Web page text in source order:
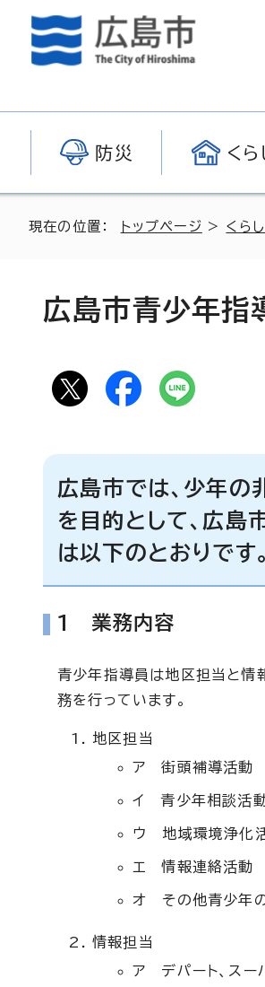
防災 くら
現在の位置： トップページ > くら
広島市青少年指
広島市では、少年
を目的として、広島
は以下のとおりです。
1 業務内容
青少年指導員は地区担当と情
務を行っています。
地区担当
ア 街頭補導活動
イ 青少年相談活
ウ 地域環境浄化
エ 情報連絡活動
オ その他青少年
情報担当
ア デパート、スー